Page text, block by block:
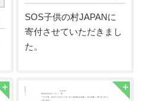
SOS子供の村JAPANに
寄付させていただきまし
た。